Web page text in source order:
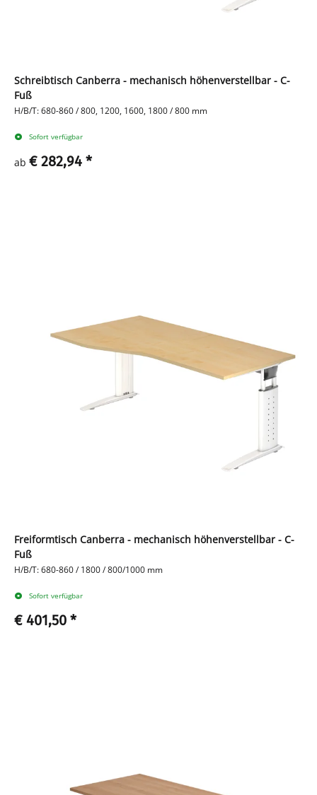
Schreibtisch Canberra - mechanisch höhenverstellbar - C-
Fuß
H/B/T: 680-860 / 800, 1200, 1600, 1800 / 800 mm
Sofort verfügbar
ab € 282,94 *
Freiformtisch Canberra - mechanisch höhenverstellbar - C-
Fuß
H/B/T: 680-860 / 1800 / 800/1000 mm
Sofort verfügbar
€ 401,50 *